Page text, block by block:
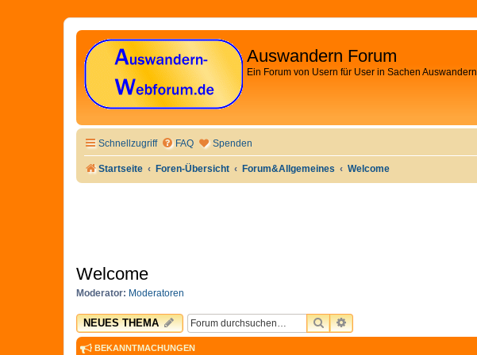
Auswandern Forum
Ein Forum von Usern für User in Sachen Auswandern
Schnellzugriff FAQ Spenden
Startseite Foren-Übersicht Forum&Allgemeines Welcome
Welcome
Moderator: Moderatoren
NEUES THEMA SUCHEERWEITERTE SUCHE
BEKANNTMACHUNGEN